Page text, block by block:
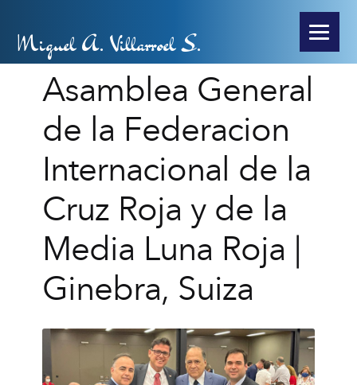
Miguel A. Villarroel S.
Asamblea General
de la Federacion
Internacional de la
Cruz Roja y de la
Media Luna Roja |
Ginebra, Suiza